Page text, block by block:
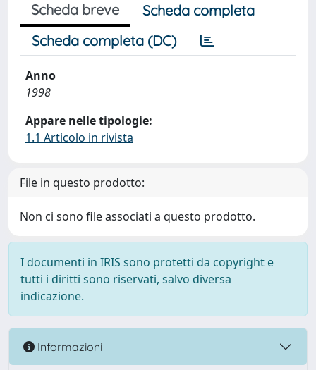
Scheda breve
Scheda completa
Scheda completa (DC)
Anno
1998
Appare nelle tipologie:
1.1 Articolo in rivista
File in questo prodotto:
Non ci sono file associati a questo prodotto.
I documenti in IRIS sono protetti da copyright e
tutti i diritti sono riservati, salvo diversa
indicazione.
Informazioni